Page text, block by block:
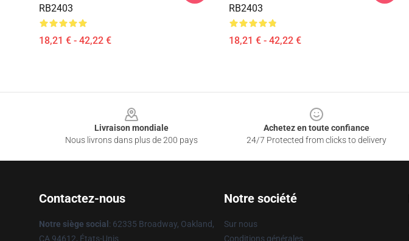
RB2403
18,21 € - 42,22 €
RB2403
18,21 € - 42,22 €
Livraison mondiale
Nous livrons dans plus de 200 pays
Achetez en toute confiance
24/7 Protected from clicks to delivery
Contactez-nous
Notre siège social : 62335 Broadway, Oakland,
CA 94612, États-Unis
Notre société
Sur nous
Conditions générales